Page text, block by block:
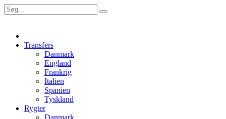
Transfers
Danmark
England
Frankrig
Italien
Spanien
Tyskland
Rygter
Danmark